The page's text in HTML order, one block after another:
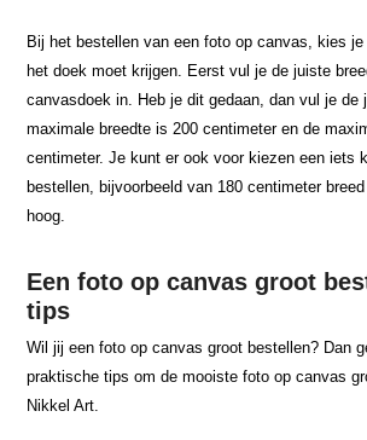
Bij het bestellen van een foto op canvas, kies
het doek moet krijgen. Eerst vul je de juiste
canvasdoek in. Heb je dit gedaan, dan vul je de
maximale breedte is 200 centimeter en de
centimeter. Je kunt er ook voor kiezen een iets
bestellen, bijvoorbeeld van 180 centimeter
hoog.
Een foto op canvas groot
tips
Wil jij een foto op canvas groot bestellen? Dan
praktische tips om de mooiste foto op canvas
Nikkel Art.